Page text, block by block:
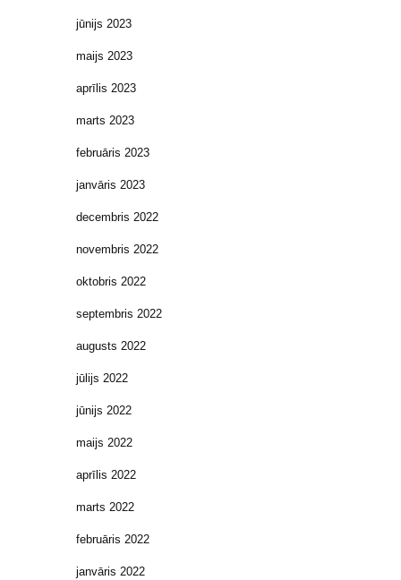
jūnijs 2023
maijs 2023
aprīlis 2023
marts 2023
februāris 2023
janvāris 2023
decembris 2022
novembris 2022
oktobris 2022
septembris 2022
augusts 2022
jūlijs 2022
jūnijs 2022
maijs 2022
aprīlis 2022
marts 2022
februāris 2022
janvāris 2022